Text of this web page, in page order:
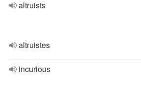
altruists
altruistes
incurious